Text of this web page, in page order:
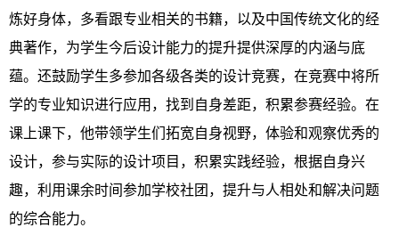
炼好身体，多看跟专业相关的书籍，以及中国传统文化的经
典著作，为学生今后设计能力的提升提供深厚的内涵与底
蕴。还鼓励学生多参加各级各类的设计竞赛，在竞赛中将所
学的专业知识进行应用，找到自身差距，积累参赛经验。在
课上课下，他带领学生们拓宽自身视野，体验和观察优秀的
设计，参与实际的设计项目，积累实践经验，根据自身兴
趣，利用课余时间参加学校社团，提升与人相处和解决问题
的综合能力。